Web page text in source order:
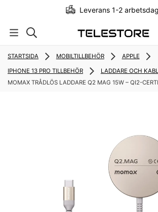
Leverans 1-2
STARTSIDA MOBILTILLBEHÖR APPLE
IPHONE 13 PRO TILLBEHÖR
LADDARE OCH
MOMAX TRÅDLÖS LADDARE Q2 MAG 15W – QI2-